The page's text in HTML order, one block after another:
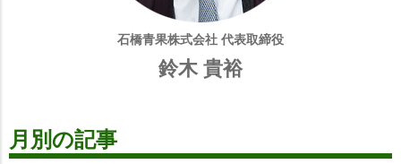
石橋青果株式会社 代表取締役
鈴木 貴裕
月別の記事